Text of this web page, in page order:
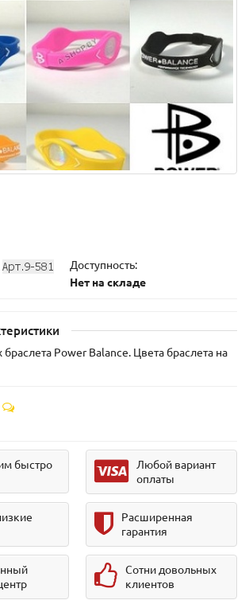
Доступность:
Нет на складе
Power Balance. Цвета браслета на
быстро
Любой вариант
оплаты
Расширенная
гарантия
Сотни довольных
клиентов